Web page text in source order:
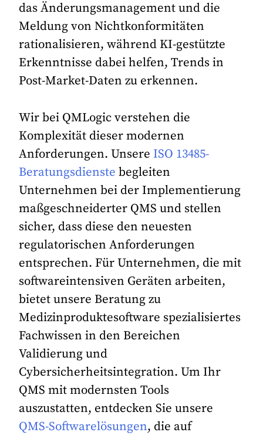
das Änderungsmanagement und die
Meldung von Nichtkonformitäten
rationalisieren, während KI-gestützte
Erkenntnisse dabei helfen, Trends in
Post-Market-Daten zu erkennen.
Wir bei QMLogic verstehen die
Komplexität dieser modernen
Anforderungen. Unsere ISO 13485-
Beratungsdienste begleiten
Unternehmen bei der Implementierung
maßgeschneiderter QMS und stellen
sicher, dass diese den neuesten
regulatorischen Anforderungen
entsprechen. Für Unternehmen, die mit
softwareintensiven Geräten arbeiten,
bietet unsere Beratung zu
Medizinproduktesoftware spezialisiertes
Fachwissen in den Bereichen
Validierung und
Cybersicherheitsintegration. Um Ihr
QMS mit modernsten Tools
auszustatten, entdecken Sie unsere
QMS-Softwarelösungen, die auf